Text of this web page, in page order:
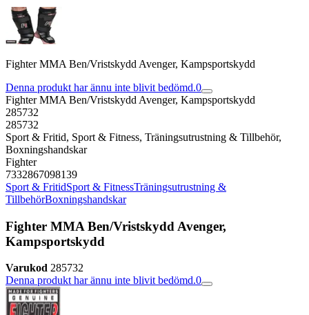
Fighter MMA Ben/Vristskydd Avenger, Kampsportskydd
Denna produkt har ännu inte blivit bedömd.0
Fighter MMA Ben/Vristskydd Avenger, Kampsportskydd
285732
285732
Sport & Fritid, Sport & Fitness, Träningsutrustning & Tillbehör,
Boxningshandskar
Fighter
7332867098139
Sport & FritidSport & FitnessTräningsutrustning &
TillbehörBoxningshandskar
Fighter MMA Ben/Vristskydd Avenger,
Kampsportskydd
Varukod 285732
Denna produkt har ännu inte blivit bedömd.0